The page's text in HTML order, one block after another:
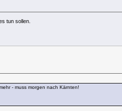
tun sollen.
- muss morgen nach Kärnten!